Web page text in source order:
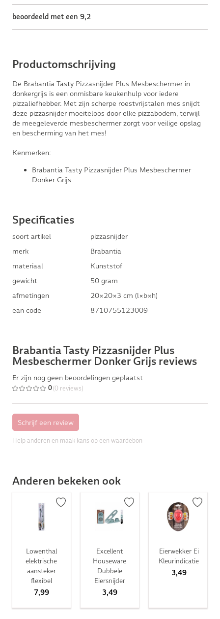
beoordeeld met een 9,2
Productomschrijving
De Brabantia Tasty Pizzasnijder Plus Mesbeschermer in
donkergrijs is een onmisbare keukenhulp voor iedere
pizzaliefhebber. Met zijn scherpe roestvrijstalen mes snijdt
deze pizzasnijder moeiteloos door elke pizzabodem, terwijl
de meegeleverde mesbeschermer zorgt voor veilige opslag
en bescherming van het mes!
Kenmerken:
Brabantia Tasty Pizzasnijder Plus Mesbeschermer
Donker Grijs
Specificaties
soort artikel
pizzasnijder
merk
Brabantia
materiaal
Kunststof
gewicht
50 gram
afmetingen
20×20×3 cm (l×b×h)
ean code
8710755123009
Brabantia Tasty Pizzasnijder Plus
Mesbeschermer Donker Grijs reviews
Er zijn nog geen beoordelingen geplaatst
0 (0 reviews)
Help anderen en maak kans op een waardebon
Anderen bekeken ook
Lowenthal
elektrische
aansteker
flexibel
7,99
Excellent
Houseware
Dubbele
Eiersnijder
3,49
Eierwekker Ei
Kleurindicatie
3,49